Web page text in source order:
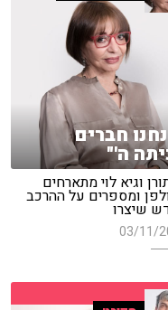
חברים
ה'"
וגיא לוי מתארחים
ומספרים על ההרכב
שיצרו
03/11/